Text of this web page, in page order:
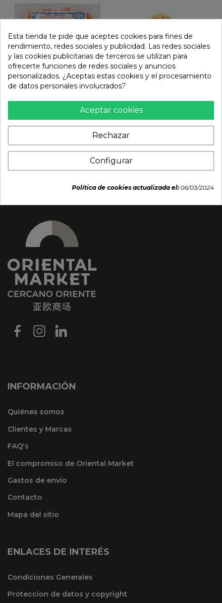
Palitos surimi / sushi
MARKET) 500g
Granillo de almendras
8kg
90,65 €
INFORMACIÓN
Quiénes somos
Clientes y Marcas
FAQ's
El compromiso de Oriental Market
Gastos de envío
Contacto
Mapa del sitio
ENLACES DE INTERÉS
Condiciones Generales
Proteccion de datos y copyright
Esta tienda te pide que aceptes cookies para fines de
rendimiento, redes sociales y publicidad. Las redes sociales
y las cookies publicitarias de terceros se utilizan para
ofrecerte funciones de redes sociales y anuncios
personalizados. ¿Aceptas estas cookies y el procesamiento
de datos personales involucrados?
Aceptar cookies
Rechazar
Configurar
Política de cookies actualizada el:06/03/2024